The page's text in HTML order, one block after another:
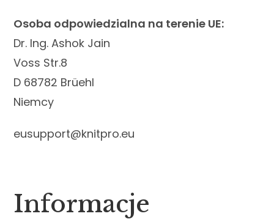
Osoba odpowiedzialna na terenie UE:
Dr. Ing. Ashok Jain
Voss Str.8
D 68782 Brüehl
Niemcy
eusupport@knitpro.eu
Informacje